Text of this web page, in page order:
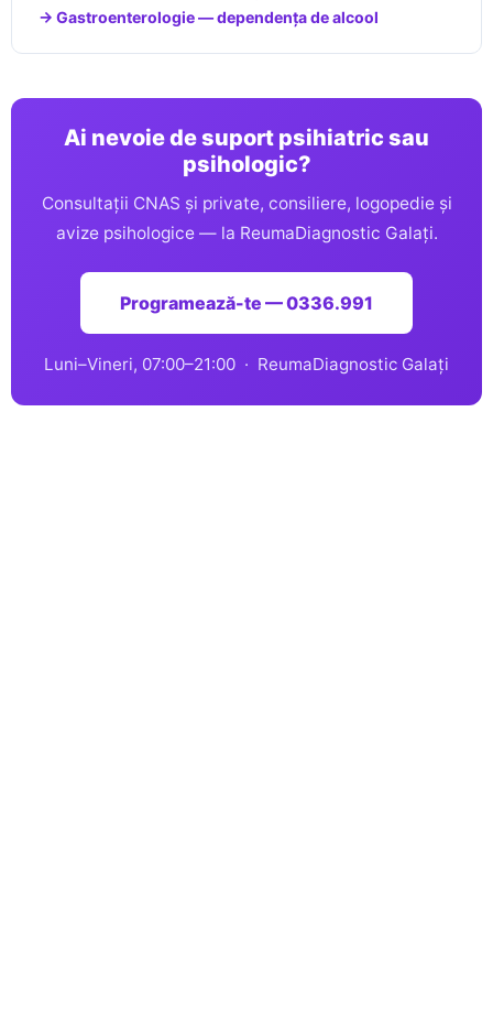
→ Gastroenterologie — dependența de alcool
Ai nevoie de suport psihiatric sau
psihologic?
Consultații CNAS și private, consiliere, logopedie și
avize psihologice — la ReumaDiagnostic Galați.
Programează-te — 0336.991
Luni–Vineri, 07:00–21:00 · ReumaDiagnostic Galați